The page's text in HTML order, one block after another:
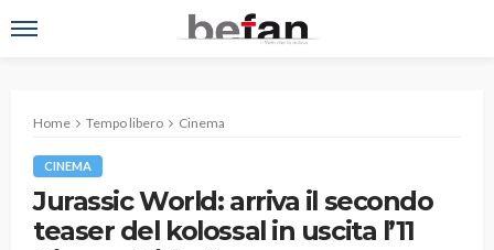
Home Tempo libero Cinema
CINEMA
Jurassic World: arriva il secondo
teaser del kolossal in uscita l’11